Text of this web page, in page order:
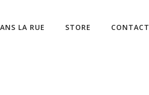
LA RUE STORE CONTACT